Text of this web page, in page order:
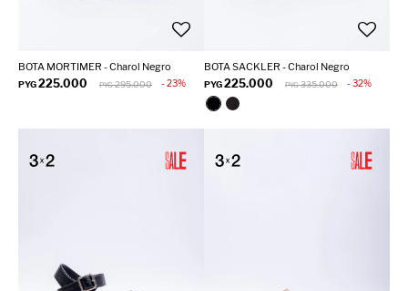
BOTA MORTIMER - Charol Negro
PYG225.000 PYG 295.000 23
BOTA SACKLER - Charol Negro
PYG225.000 PYG 335.000 32